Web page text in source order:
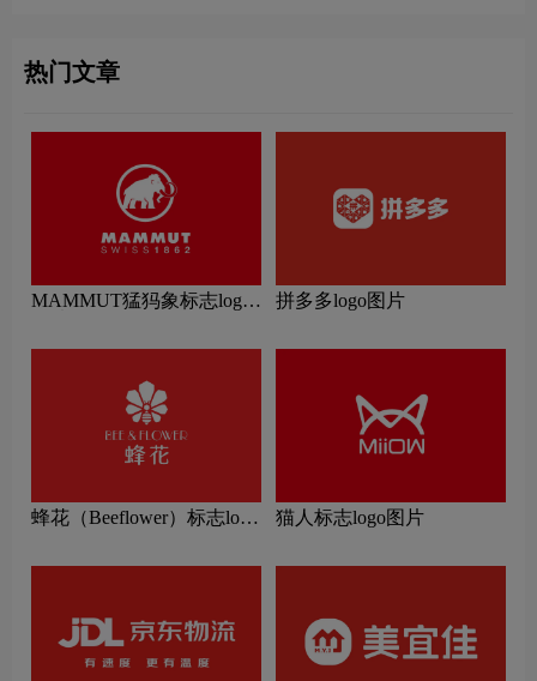
热门文章
MAMMUT猛犸象标志logo
拼多多logo图片
蜂花（Beeflower）标志logo
猫人标志logo图片